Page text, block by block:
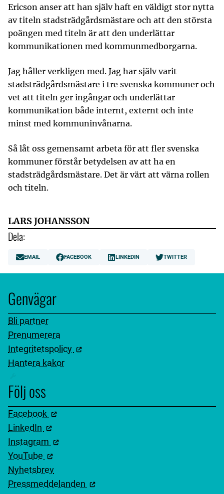
Ericson anser att han själv haft en väldigt stor nytta
av titeln stadsträdgårdsmästare och att den största
poängen med titeln är att den underlättar
kommunikationen med kommunmedborgarna.
Jag håller verkligen med. Jag har själv varit
stadsträdgårdsmästare i tre svenska kommuner och
vet att titeln ger ingångar och underlättar
kommunikation både internt, externt och inte
minst med kommuninvånarna.
Så låt oss gemensamt arbeta för att fler svenska
kommuner förstår betydelsen av att ha en
stadsträdgårdsmästare. Det är värt att värna rollen
och titeln.
LARS JOHANSSON
Dela:
EMAIL FACEBOOK LINKEDIN TWITTER
Genvägar
Bli partner
Prenumerera
Integritetspolicy
Hantera kakor
Följ oss
Facebook
LinkedIn
Instagram
YouTube
Nyhetsbrev
Pressmeddelanden